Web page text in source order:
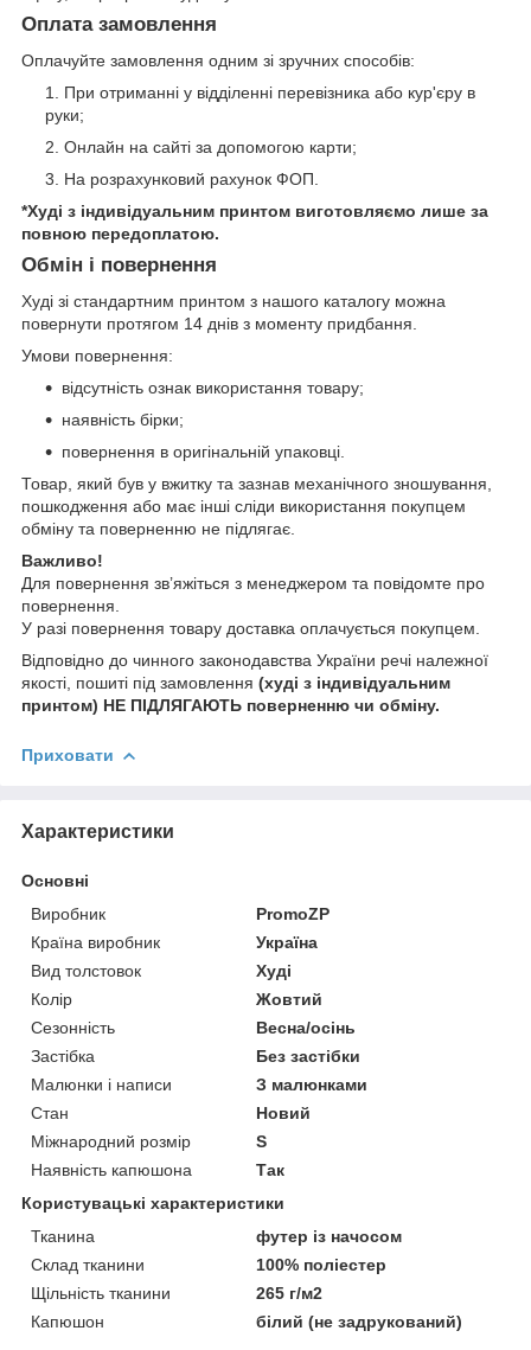
Оплата замовлення
Оплачуйте замовлення одним зі зручних способів:
При отриманні у відділенні перевізника або кур'єру в
руки;
Онлайн на сайті за допомогою карти;
На розрахунковий рахунок ФОП.
*Худі з індивідуальним принтом виготовляємо лише за
повною передоплатою.
Обмін і повернення
Худі зі стандартним принтом з нашого каталогу можна
повернути протягом 14 днів з моменту придбання.
Умови повернення:
відсутність ознак використання товару;
наявність бірки;
повернення в оригінальній упаковці.
Товар, який був у вжитку та зазнав механічного зношування,
пошкодження або має інші сліди використання покупцем
обміну та поверненню не підлягає.
Важливо!
Для повернення зв’яжіться з менеджером та повідомте про
повернення.
У разі повернення товару доставка оплачується покупцем.
Відповідно до чинного законодавства України речі належної
якості, пошиті під замовлення (худі з індивідуальним
принтом) НЕ ПІДЛЯГАЮТЬ поверненню чи обміну.
Приховати
Характеристики
Основні
Виробник
PromoZP
Країна виробник
Україна
Вид толстовок
Худі
Колір
Жовтий
Сезонність
Весна/осінь
Застібка
Без застібки
Малюнки і написи
З малюнками
Стан
Новий
Міжнародний розмір
S
Наявність капюшона
Так
Користувацькі характеристики
Тканина
футер із начосом
Склад тканини
100% поліестер
Щільність тканини
265 г/м2
Капюшон
білий (не задрукований)